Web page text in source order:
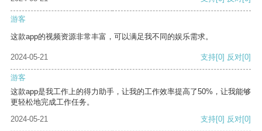
游客
这款app的视频资源非常丰富，可以满足我不同的娱乐需求。
2024-05-21 支持[0] 反对[0]
游客
这款app是我工作上的得力助手，让我的工作效率提高了50%，让我能够
更轻松地完成工作任务。
2024-05-21
支持[0] 反对[0]